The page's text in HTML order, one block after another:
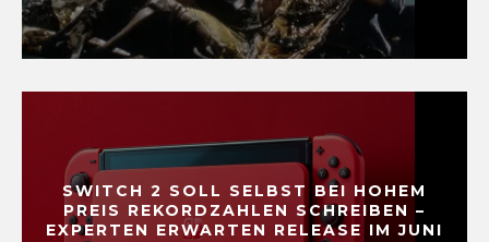
SWITCH 2 SOLL SELBST BEI HOHEM
PREIS REKORDZAHLEN SCHREIBEN –
EXPERTEN ERWARTEN RELEASE IM JUNI